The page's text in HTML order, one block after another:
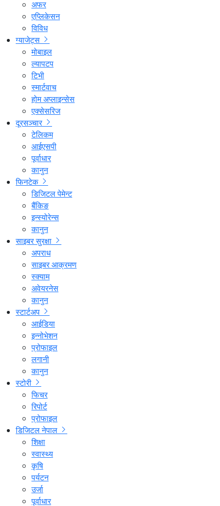
अफर
एप्लिकेसन
विविध
ग्याजेट्स
मोबाइल
ल्यापटप
टिभी
स्मार्टवाच
होम अप्लाइन्सेस
एक्सेसरिज
दूरसञ्चार
टेलिकम
आईएसपी
पूर्वाधार
कानुन
फिनटेक
डिजिटल पेमेन्ट
बैंकिङ
इन्स्योरेन्स
कानुन
साइबर सुरक्षा
अपराध
साइबर आक्रमण
स्क्याम
अवेयरनेस
कानुन
स्टार्टअप
आईडिया
इन्नोभेशन
प्रोफाइल
लगानी
कानुन
स्टोरी
फिचर
रिपोर्ट
प्रोफाइल
डिजिटल नेपाल
शिक्षा
स्वास्थ्य
कृषि
पर्यटन
उर्जा
पूर्वाधार